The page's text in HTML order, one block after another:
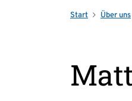
Start Über uns